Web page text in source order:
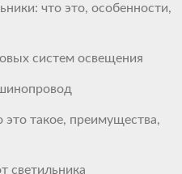
что это, особенности,
систем освещения
такое, преимущества,
светильника